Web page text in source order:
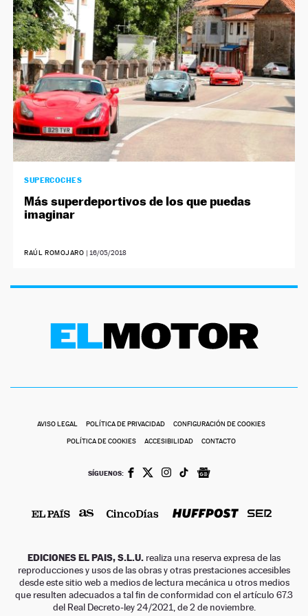
NEWSLETTER
SÍGUENOS
SUPERCOCHES
Más superdeportivos de los que puedas
imaginar
RAÚL ROMOJARO | 16/05/2018
AVISO LEGAL POLÍTICA DE PRIVACIDAD CONFIGURACIÓN DE COOKIES
POLÍTICA DE COOKIES ACCESIBILIDAD CONTACTO
SÍGUENOS:
EDICIONES EL PAIS, S.L.U. realiza una reserva expresa de las
reproducciones y usos de las obras y otras prestaciones accesibles
desde este sitio web a medios de lectura mecánica u otros medios
que resulten adecuados a tal fin de conformidad con el artículo 67.3
del Real Decreto-ley 24/2021, de 2 de noviembre.